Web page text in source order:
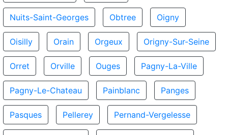
Nuits-Saint-Georges Obtree Oigny
Oisilly Orain Orgeux Origny-Sur-Seine
Orret Orville Ouges Pagny-La-Ville
Pagny-Le-Chateau Painblanc Panges
Pasques Pellerey Pernand-Vergelesse